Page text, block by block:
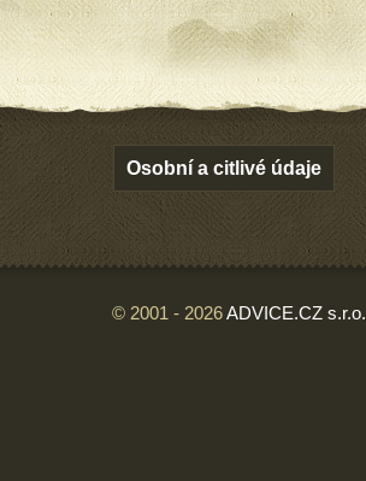
Osobní a citlivé údaje
© 2001 - 2026ADVICE.CZ s.r.o.